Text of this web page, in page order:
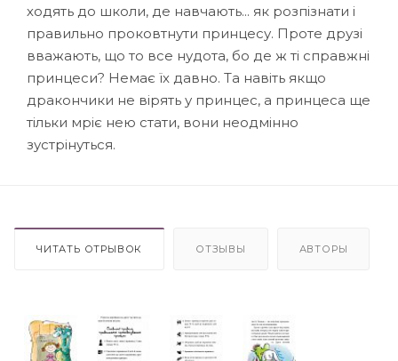
ходять до школи, де навчають... як розпізнати і
правильно проковтнути принцесу. Проте друзі
вважають, що то все нудота, бо де ж ті справжні
принцеси? Немає їх давно. Та навіть якщо
дракончики не вірять у принцес, а принцеса ще
тільки мріє нею стати, вони неодмінно
зустрінуться.
ЧИТАТЬ ОТРЫВОК ОТЗЫВЫ АВТОРЫ